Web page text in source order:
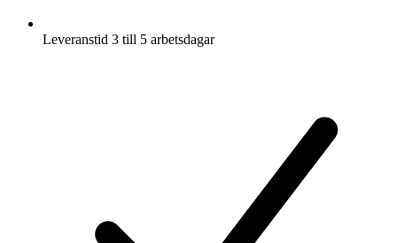
Leveranstid 3 till 5 arbetsdagar